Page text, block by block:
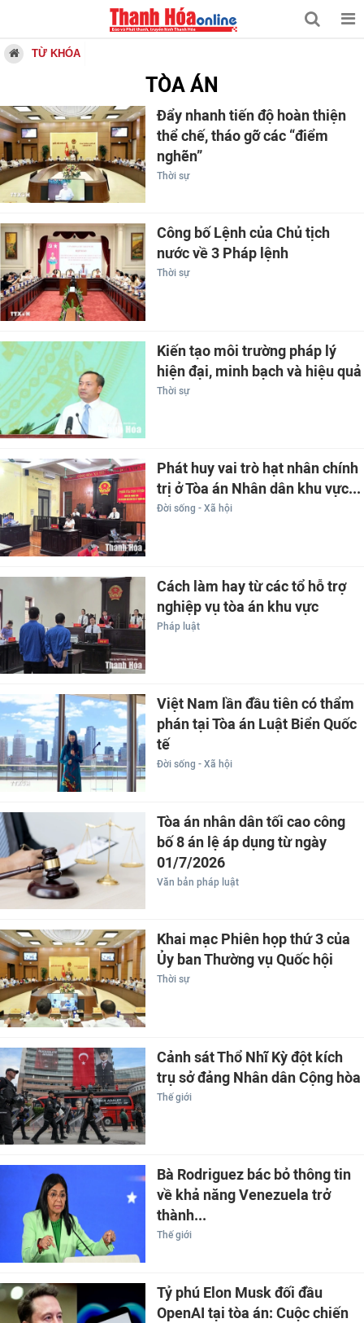
TỪ KHÓA
TÒA ÁN
Đẩy nhanh tiến độ hoàn thiện
thể chế, tháo gỡ các “điểm
nghẽn”
Thời sự
Công bố Lệnh của Chủ tịch
nước về 3 Pháp lệnh
Thời sự
Kiến tạo môi trường pháp lý
hiện đại, minh bạch và hiệu quả
Thời sự
Phát huy vai trò hạt nhân chính
trị ở Tòa án Nhân dân khu vực...
Đời sống - Xã hội
Cách làm hay từ các tổ hỗ trợ
nghiệp vụ tòa án khu vực
Pháp luật
Việt Nam lần đầu tiên có thẩm
phán tại Tòa án Luật Biển Quốc
tế
Đời sống - Xã hội
Tòa án nhân dân tối cao công
bố 8 án lệ áp dụng từ ngày
01/7/2026
Văn bản pháp luật
Khai mạc Phiên họp thứ 3 của
Ủy ban Thường vụ Quốc hội
Thời sự
Cảnh sát Thổ Nhĩ Kỳ đột kích
trụ sở đảng Nhân dân Cộng hòa
Thế giới
Bà Rodriguez bác bỏ thông tin
về khả năng Venezuela trở
thành...
Thế giới
Tỷ phú Elon Musk đối đầu
OpenAI tại tòa án: Cuộc chiến